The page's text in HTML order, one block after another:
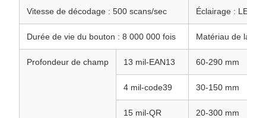
Vitesse de décodage : 500 scans/sec Éclairage : LED
Durée de vie du bouton : 8 000 000 fois Matériau de la
Profondeur de champ 13 mil-EAN13 60-290 mm
4 mil-code39 30-150 mm
15 mil-QR 20-300 mm